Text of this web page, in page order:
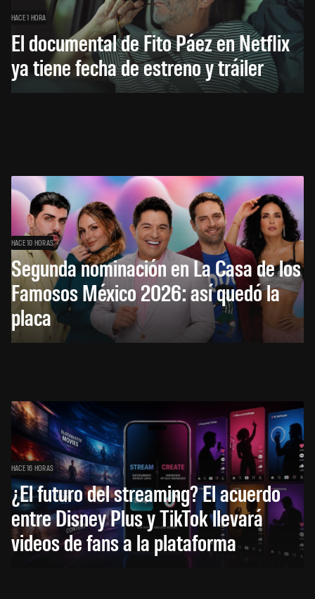
HACE 1 HORA
El documental de Fito Páez en Netflix
ya tiene fecha de estreno y tráiler
HACE 10 HORAS
Segunda nominación en La Casa de los
Famosos México 2026: así quedó la
placa
HACE 16 HORAS
¿El futuro del streaming? El acuerdo
entre Disney Plus y TikTok llevará
videos de fans a la plataforma